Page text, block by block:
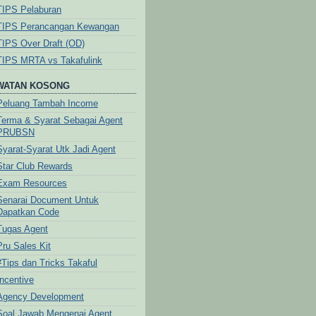
Pelaburan
Perancangan Kewangan
Over Draft (OD)
MRTA vs Takafulink
KOSONG
Tambah Income
& Syarat Sebagai Agent
Syarat Utk Jadi Agent
Club Rewards
Resources
Document Untuk
Code
Agent
Sales Kit
dan Tricks Takaful
Development
Jawab Mengenai Agent